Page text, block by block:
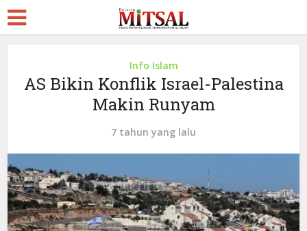
Info Islam
AS Bikin Konflik Israel-Palestina
Makin Runyam
7 tahun yang lalu